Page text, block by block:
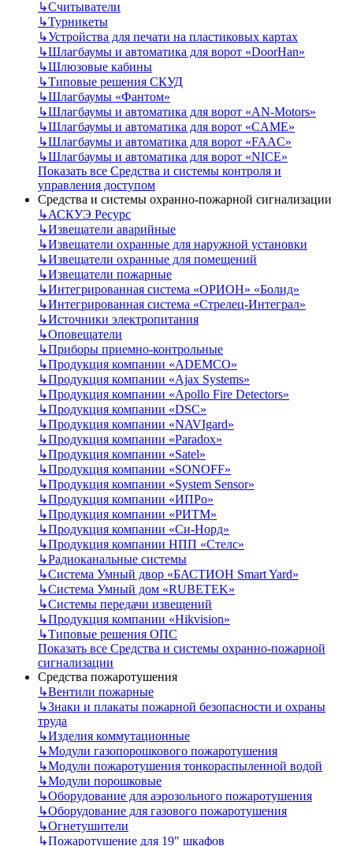
↳Считыватели
↳Турникеты
↳Устройства для печати на пластиковых картах
↳Шлагбаумы и автоматика для ворот «DoorHan»
↳Шлюзовые кабины
↳Типовые решения СКУД
↳Шлагбаумы «Фантом»
↳Шлагбаумы и автоматика для ворот «AN-Motors»
↳Шлагбаумы и автоматика для ворот «CAME»
↳Шлагбаумы и автоматика для ворот «FAAC»
↳Шлагбаумы и автоматика для ворот «NICE»
Показать все Средства и системы контроля и
управления доступом
Средства и системы охранно-пожарной сигнализации
↳АСКУЭ Ресурс
↳Извещатели аварийные
↳Извещатели охранные для наружной установки
↳Извещатели охранные для помещений
↳Извещатели пожарные
↳Интегрированная система «ОРИОН» «Болид»
↳Интегрированная система «Стрелец-Интеграл»
↳Источники электропитания
↳Оповещатели
↳Приборы приемно-контрольные
↳Продукция компании «ADEMCO»
↳Продукция компании «Ajax Systems»
↳Продукция компании «Apollo Fire Detectors»
↳Продукция компании «DSC»
↳Продукция компании «NAVIgard»
↳Продукция компании «Paradox»
↳Продукция компании «Satel»
↳Продукция компании «SONOFF»
↳Продукция компании «System Sensor»
↳Продукция компании «ИПРо»
↳Продукция компании «РИТМ»
↳Продукция компании «Си-Норд»
↳Продукция компании НПП «Стелс»
↳Радиоканальные системы
↳Система Умный двор «БАСТИОН Smart Yard»
↳Система Умный дом «RUBETEK»
↳Системы передачи извещений
↳Продукция компании «Hikvision»
↳Типовые решения ОПС
Показать все Средства и системы охранно-пожарной
сигнализации
Средства пожаротушения
↳Вентили пожарные
↳Знаки и плакаты пожарной безопасности и охраны
труда
↳Изделия коммутационные
↳Модули газопорошкового пожаротушения
↳Модули пожаротушения тонкораспыленной водой
↳Модули порошковые
↳Оборудование для аэрозольного пожаротушения
↳Оборудование для газового пожаротушения
↳Огнетушители
↳Пожаротушение для 19" шкафов